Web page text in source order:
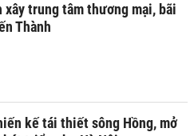
xây trung tâm thương mại, bãi
Thành
kế tái thiết sông Hồng, mở